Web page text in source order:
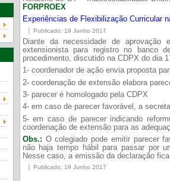
FORPROEX
Experiências de Flexibilização Curricular
Publicado: 19 Junho 2017
Diante da necessidade de
extensionista para registro no banco
procedimento, discutido na CDPX do dia
1- coordenador de ação envia proposta
2- coordenação de extensão elabora
3- parecer é homologado pela CDPX
4- em caso de parecer favorável, a
5- em caso de parecer indicando
coordenação de extensão para as
Obs.: O colegiado pode emitir parecer
não haja tempo hábil para passar por
Nesse caso, a emissão da declaração
Publicado: 19 Junho 2017